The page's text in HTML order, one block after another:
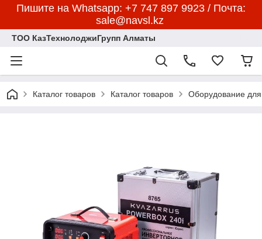
Пишите на Whatsapp: +7 747 897 9923 / Почта:
sale@navsl.kz
ТОО КазТехнолоджиГрупп Алматы
Каталог товаров Каталог товаров Оборудование для